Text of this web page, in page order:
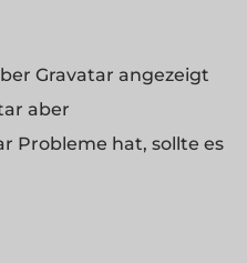
Gravatar angezeigt
aber
Probleme hat, sollte es